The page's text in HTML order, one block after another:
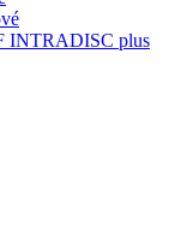
INTRADISC plus